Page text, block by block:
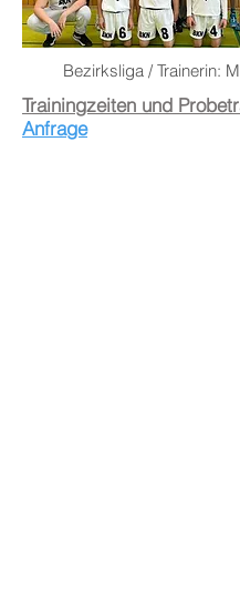
Bezirksliga / Trainerin:
Trainingzeiten und
Anfrage